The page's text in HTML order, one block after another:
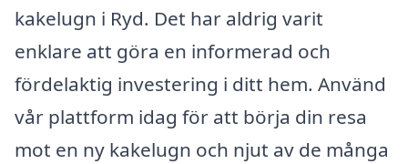
kakelugn i Ryd. Det har aldrig varit
enklare att göra en informerad och
fördelaktig investering i ditt hem. Använd
vår plattform idag för att börja din resa
mot en ny kakelugn och njut av de många